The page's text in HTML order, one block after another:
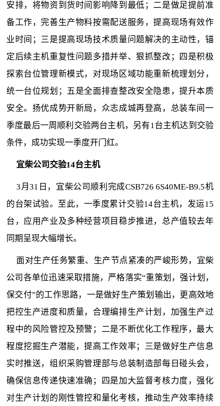
安排，将物资到货时间影响降到最低；二是做足提前准
备工作，完善生产物料按需配送服务，提高现场有效作
业时间；三是提高现场技术质量问题解决的主动性，锚
定后续主机重复性问题多措并举、狠抓整改；四是积极
探索台位管理新模式，对现场区域功能重新梳理划分，
统一台位规划；五是全面排查整改安全隐患，提升本质
安全。扬优成势开新局，众志成城再登高，总装车间一
季度最后一周顺利交验两台主机，另有1台主机达到交验
条件，成功实现一季度开门红。
宜柴公司交验14台主机
3月31日，宜柴公司顺利完成CSB726 6S40ME-B9.5机
的台架试验。至此，一季度累计交验14台主机，发运15
台，应用产业及多种经营项目稳步推进，总产值较去年
同期呈现大幅增长。
面对生产任务繁重、生产节点紧凑的严峻形势，宜柴
公司各单位迅速采取措施，严格落实“重策划，强计划，
保交付”的工作思路，一是做好生产策划输出，更高效地
把控生产进度和质量，合理编排生产计划，加强生产过
程中的风险管控及预警；二是不断优化工作程序，最大
程度挖掘生产潜能，提高工作效率；三是做好生产信息
实时推送，组织采购管理部与总装制造部每日碰头会，
确保信息传递快速准确；四是加大监督考核力度，强化
对生产计划的刚性管控和量化考核，推动生产效率持续